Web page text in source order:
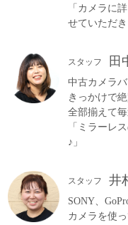
「カメラに
せていただき
スタッフ 田
中古カメラ
きっかけで
全部揃えて
「ミラーレ
♪」
スタッフ 井
SONY、
カメラを使